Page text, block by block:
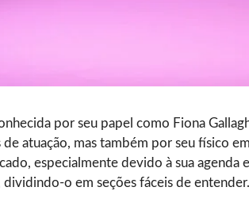
por seu papel como Fiona
de atuação, mas também por seu físico
especialmente devido à sua agenda
dividindo-o em seções fáceis de entender.